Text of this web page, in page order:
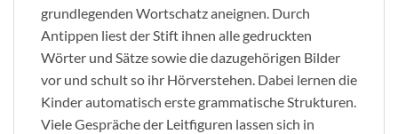
grundlegenden Wortschatz aneignen. Durch
Antippen liest der Stift ihnen alle gedruckten
Wörter und Sätze sowie die dazugehörigen Bilder
vor und schult so ihr Hörverstehen. Dabei lernen die
Kinder automatisch erste grammatische Strukturen.
Viele Gespräche der Leitfiguren lassen sich in